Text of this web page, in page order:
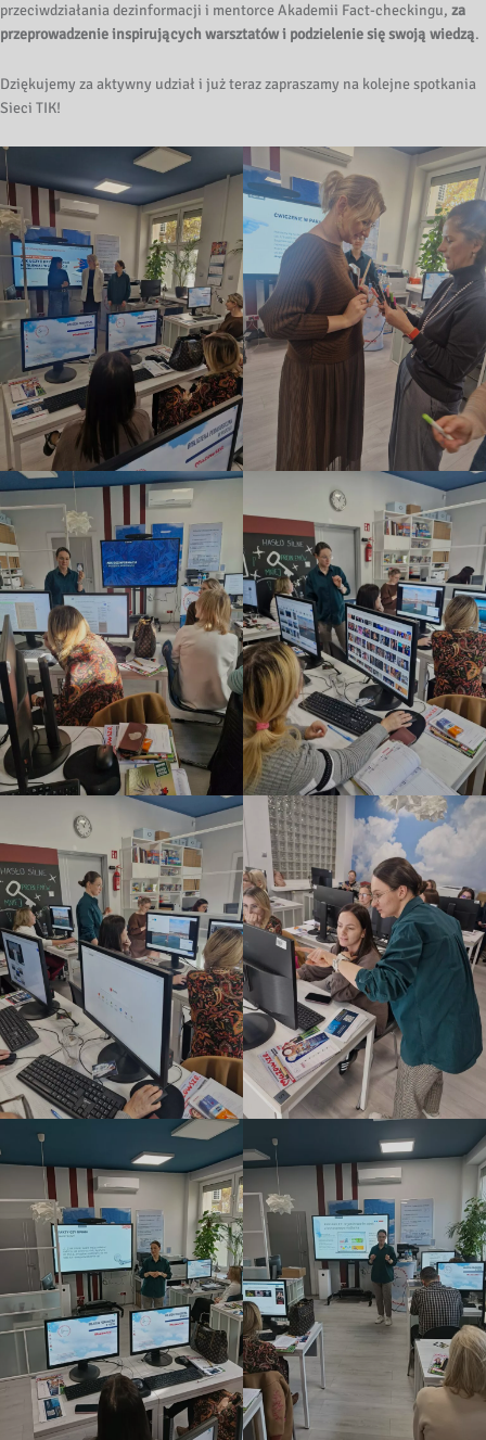
przeciwdziałania dezinformacji i mentorce Akademii Fact-checkingu, za
przeprowadzenie inspirujących warsztatów i podzielenie się swoją wiedzą.
Dziękujemy za aktywny udział i już teraz zapraszamy na kolejne spotkania
Sieci TIK!